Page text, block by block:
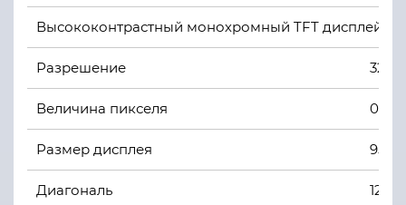
Высококонтрастный монохромный TFT дисплей
Разрешение 320
Величина пикселя 0,36
Размер дисплея 95 х
Диагональ 120